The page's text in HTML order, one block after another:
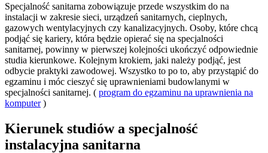
Specjalność sanitarna zobowiązuje przede wszystkim do na
instalacji w zakresie sieci, urządzeń sanitarnych, cieplnych,
gazowych wentylacyjnych czy kanalizacyjnych. Osoby, które chcą
podjąć się kariery, która będzie opierać się na specjalności
sanitarnej, powinny w pierwszej kolejności ukończyć odpowiednie
studia kierunkowe. Kolejnym krokiem, jaki należy podjąć, jest
odbycie praktyki zawodowej. Wszystko to po to, aby przystąpić do
egzaminu i móc cieszyć się uprawnieniami budowlanymi w
specjalności sanitarnej. ( program do egzaminu na uprawnienia na
komputer)
Kierunek studiów a specjalność
instalacyjna sanitarna